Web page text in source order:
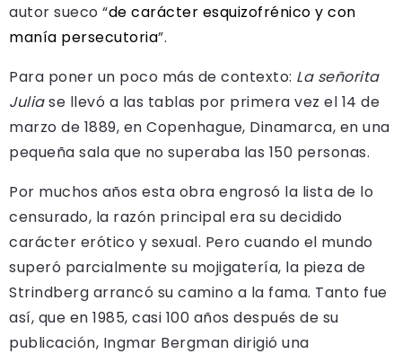
autor sueco “de carácter esquizofrénico y con
manía persecutoria”.
Para poner un poco más de contexto: La señorita
Juliase llevó a las tablas por primera vez el 14 de
marzo de 1889, en Copenhague, Dinamarca, en una
pequeña sala que no superaba las 150 personas.
Por muchos años esta obra engrosó la lista de lo
censurado, la razón principal era su decidido
carácter erótico y sexual. Pero cuando el mundo
superó parcialmente su mojigatería, la pieza de
Strindberg arrancó su camino a la fama. Tanto fue
así, que en 1985, casi 100 años después de su
publicación, Ingmar Bergman dirigió una